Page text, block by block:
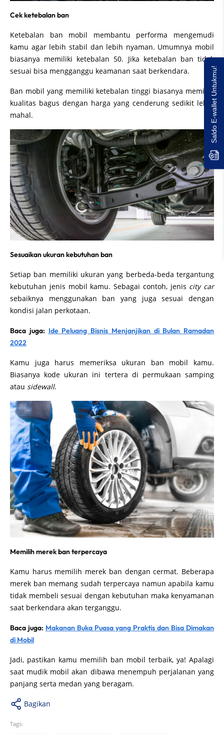
Cek ketebalan ban
Ketebalan ban mobil membantu performa mengemudi
kamu agar lebih stabil dan lebih nyaman. Umumnya mobil
biasanya memiliki ketebalan 50. Jika ketebalan ban tidak
sesuai bisa mengganggu keamanan saat berkendara.
Ban mobil yang memiliki ketebalan tinggi biasanya memiliki
kualitas bagus dengan harga yang cenderung sedikit lebih
mahal.
Sesuaikan ukuran kebutuhan ban
Setiap ban memiliki ukuran yang berbeda-beda tergantung
kebutuhan jenis mobil kamu. Sebagai contoh, jenis city car
sebaiknya menggunakan ban yang juga sesuai dengan
kondisi jalan perkotaan.
Baca juga: Ide Peluang Bisnis Menjanjikan di Bulan Ramadan
2022
Kamu juga harus memeriksa ukuran ban mobil kamu.
Biasanya kode ukuran ini tertera di permukaan samping
atau sidewall.
Memilih merek ban terpercaya
Kamu harus memilih merek ban dengan cermat. Beberapa
merek ban memang sudah terpercaya namun apabila kamu
tidak membeli sesuai dengan kebutuhan maka kenyamanan
saat berkendara akan terganggu.
Baca juga: Makanan Buka Puasa yang Praktis dan Bisa Dimakan
di Mobil
Jadi, pastikan kamu memilih ban mobil terbaik, ya! Apalagi
saat mudik mobil akan dibawa menempuh perjalanan yang
panjang serta medan yang beragam.
Bagikan
Tags:
Saldo E-wallet Untukmu!